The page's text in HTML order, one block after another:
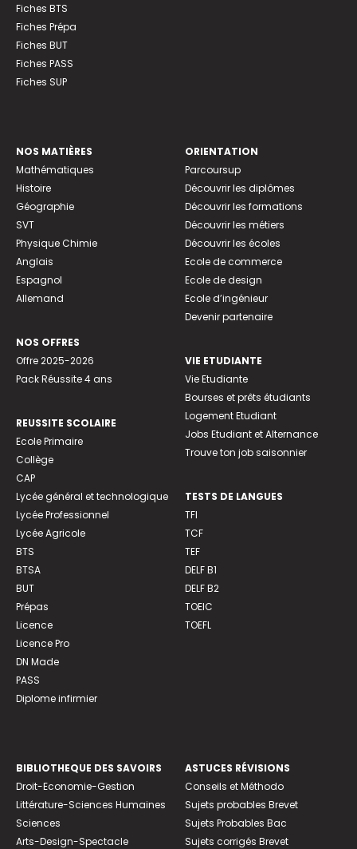
Fiches BTS
Fiches Prépa
Fiches BUT
Fiches PASS
Fiches SUP
NOS MATIÈRES
Mathématiques
Histoire
Géographie
SVT
Physique Chimie
Anglais
Espagnol
Allemand
NOS OFFRES
Offre 2025-2026
Pack Réussite 4 ans
REUSSITE SCOLAIRE
Ecole Primaire
Collège
CAP
Lycée général et technologique
Lycée Professionnel
Lycée Agricole
BTS
BTSA
BUT
Prépas
Licence
Licence Pro
DN Made
PASS
Diplome infirmier
ORIENTATION
Parcoursup
Découvrir les diplômes
Découvrir les formations
Découvrir les métiers
Découvrir les écoles
Ecole de commerce
Ecole de design
Ecole d’ingénieur
Devenir partenaire
VIE ETUDIANTE
Vie Etudiante
Bourses et prêts étudiants
Logement Etudiant
Jobs Etudiant et Alternance
Trouve ton job saisonnier
TESTS DE LANGUES
TFI
TCF
TEF
DELF B1
DELF B2
TOEIC
TOEFL
BIBLIOTHEQUE DES SAVOIRS
Droit-Economie-Gestion
Littérature-Sciences Humaines
Sciences
Arts-Design-Spectacle
ASTUCES RÉVISIONS
Conseils et Méthodo
Sujets probables Brevet
Sujets Probables Bac
Sujets corrigés Brevet